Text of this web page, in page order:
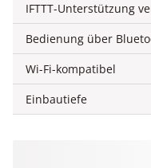
Wi-Fi-kompatibel
Einbautiefe